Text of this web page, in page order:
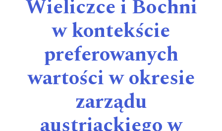
Wieliczce i Bochni
w kontekście
preferowanych
wartości w okresie
zarządu